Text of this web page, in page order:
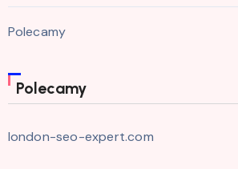
Polecamy
Polecamy
london-seo-expert.com